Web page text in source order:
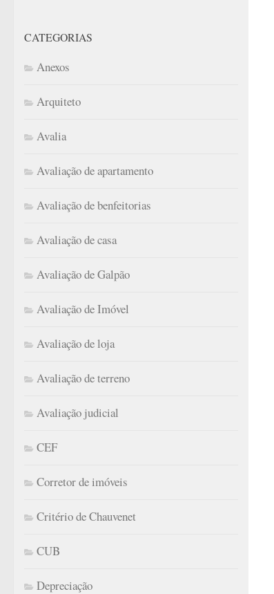
CATEGORIAS
Anexos
Arquiteto
Avalia
Avaliação de apartamento
Avaliação de benfeitorias
Avaliação de casa
Avaliação de Galpão
Avaliação de Imóvel
Avaliação de loja
Avaliação de terreno
Avaliação judicial
CEF
Corretor de imóveis
Critério de Chauvenet
CUB
Depreciação